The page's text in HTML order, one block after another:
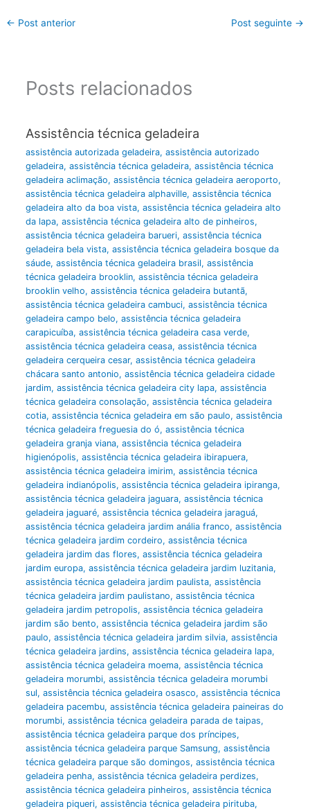
← Post anterior Post seguinte →
Posts relacionados
Assistência técnica geladeira
assistência autorizada geladeira, assistência autorizado
geladeira, assistência técnica geladeira, assistência técnica
geladeira aclimação, assistência técnica geladeira aeroporto,
assistência técnica geladeira alphaville, assistência técnica
geladeira alto da boa vista, assistência técnica geladeira alto
da lapa, assistência técnica geladeira alto de pinheiros,
assistência técnica geladeira barueri, assistência técnica
geladeira bela vista, assistência técnica geladeira bosque da
sáude, assistência técnica geladeira brasil, assistência
técnica geladeira brooklin, assistência técnica geladeira
brooklin velho, assistência técnica geladeira butantã,
assistência técnica geladeira cambuci, assistência técnica
geladeira campo belo, assistência técnica geladeira
carapicuíba, assistência técnica geladeira casa verde,
assistência técnica geladeira ceasa, assistência técnica
geladeira cerqueira cesar, assistência técnica geladeira
chácara santo antonio, assistência técnica geladeira cidade
jardim, assistência técnica geladeira city lapa, assistência
técnica geladeira consolação, assistência técnica geladeira
cotia, assistência técnica geladeira em são paulo, assistência
técnica geladeira freguesia do ó, assistência técnica
geladeira granja viana, assistência técnica geladeira
higienópolis, assistência técnica geladeira ibirapuera,
assistência técnica geladeira imirim, assistência técnica
geladeira indianópolis, assistência técnica geladeira ipiranga,
assistência técnica geladeira jaguara, assistência técnica
geladeira jaguaré, assistência técnica geladeira jaraguá,
assistência técnica geladeira jardim anália franco, assistência
técnica geladeira jardim cordeiro, assistência técnica
geladeira jardim das flores, assistência técnica geladeira
jardim europa, assistência técnica geladeira jardim luzitania,
assistência técnica geladeira jardim paulista, assistência
técnica geladeira jardim paulistano, assistência técnica
geladeira jardim petropolis, assistência técnica geladeira
jardim são bento, assistência técnica geladeira jardim são
paulo, assistência técnica geladeira jardim silvia, assistência
técnica geladeira jardins, assistência técnica geladeira lapa,
assistência técnica geladeira moema, assistência técnica
geladeira morumbi, assistência técnica geladeira morumbi
sul, assistência técnica geladeira osasco, assistência técnica
geladeira pacembu, assistência técnica geladeira paineiras do
morumbi, assistência técnica geladeira parada de taipas,
assistência técnica geladeira parque dos príncipes,
assistência técnica geladeira parque Samsung, assistência
técnica geladeira parque são domingos, assistência técnica
geladeira penha, assistência técnica geladeira perdizes,
assistência técnica geladeira pinheiros, assistência técnica
geladeira piqueri, assistência técnica geladeira pirituba,